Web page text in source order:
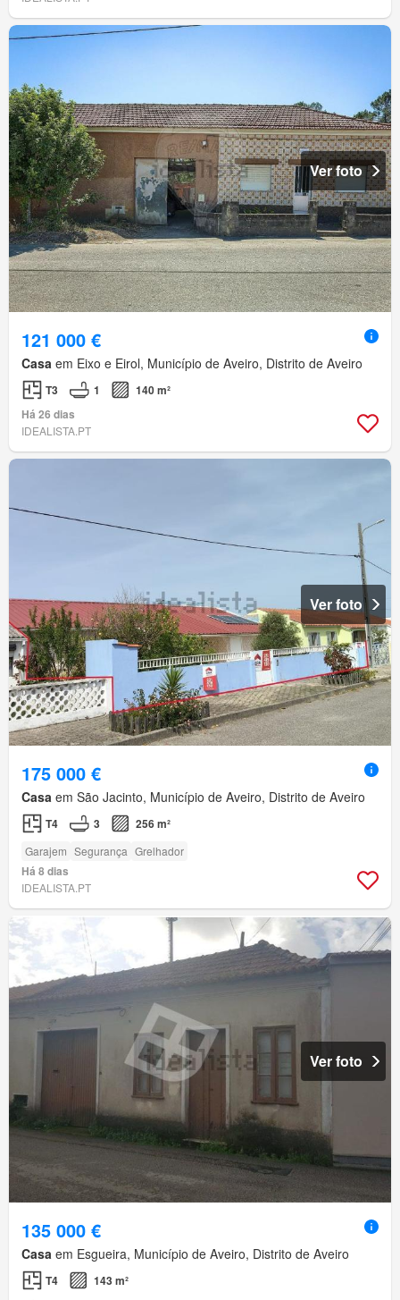
Ver foto
121 000 €
Casa em Eixo e Eirol, Município de Aveiro, Distrito de Aveiro
T3 1
140 m²
Há 26 dias
IDEALISTA.PT
Ver foto
175 000 €
Casa em São Jacinto, Município de Aveiro, Distrito de Aveiro
T4 3 256 m²
Garajem Segurança Grelhador
Há 8 dias
IDEALISTA.PT
Ver foto
135 000 €
Casa em Esgueira, Município de Aveiro, Distrito de Aveiro
T4
143 m²